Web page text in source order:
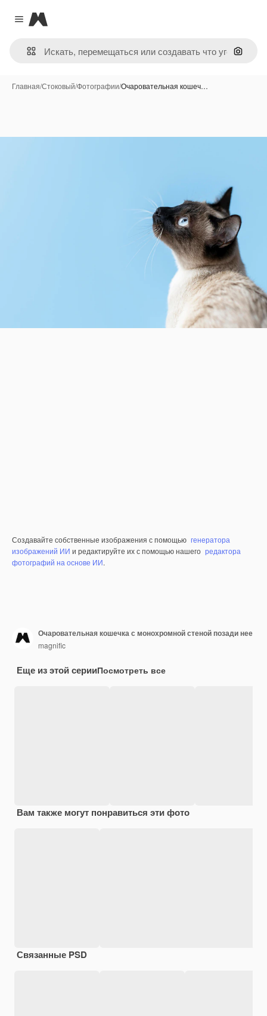
Close menu
Magnific
Поиск
Главная/Стоковый/Фотографии/Очаровательная кошеч…
Создавайте собственные изображения с помощью генератора
изображений ИИ и редактируйте их с помощью нашего редактора
фотографий на основе ИИ.
Очаровательная кошечка с монохромной стеной позади нее
magnific
Еще из этой серииПосмотреть все
Вам также могут понравиться эти фото
Связанные PSD